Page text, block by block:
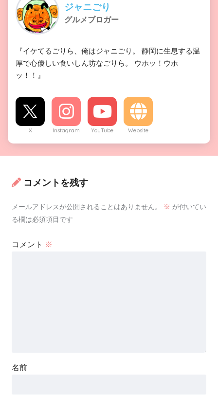
ジャニごり
グルメブロガー
『イケてるごりら、俺はジャニごり。 静岡に生息する温
厚で心優しい食いしん坊なごりら。 ウホッ！ウホ
ッ！！』
X Instagram YouTube Website
コメントを残す
メールアドレスが公開されることはありません。 ※ が付いてい
る欄は必須項目です
コメント ※
名前